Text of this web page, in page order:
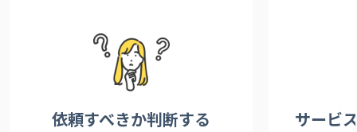
依頼すべきか判断する サービ